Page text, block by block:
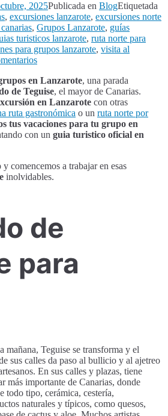
2025Publicada en BlogEtiquetada
, excursiones lanzarote, excursiones norte
, Grupos Lanzarote, guías
turisticos lanzarote, ruta norte para
para grupos lanzarote, visita al
en
para
grupos
Lanzarote,
visita
al
Mercado
en Lanzarote, una parada
de Teguise, el mayor de Canarias.
en Lanzarote con otras
ruta gastronómica o un ruta norte por
tus vacaciones para tu grupo en
con un guia turistico oficial en
comencemos a trabajar en esas
inolvidables.
de
para
mañana, Teguise se transforma y el
sus calles da paso al bullicio y al ajetreo
En sus calles y plazas, tiene
más importante de Canarias, donde
todo tipo, cerámica, cestería,
naturales y típicos, como quesos,